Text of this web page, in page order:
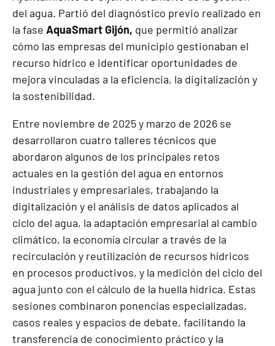
del agua. Partió del diagnóstico previo realizado en
la fase AquaSmart Gijón, que permitió analizar
cómo las empresas del municipio gestionaban el
recurso hídrico e identificar oportunidades de
mejora vinculadas a la eficiencia, la digitalización y
la sostenibilidad.
Entre noviembre de 2025 y marzo de 2026 se
desarrollaron cuatro talleres técnicos que
abordaron algunos de los principales retos
actuales en la gestión del agua en entornos
industriales y empresariales, trabajando la
digitalización y el análisis de datos aplicados al
ciclo del agua, la adaptación empresarial al cambio
climático, la economía circular a través de la
recirculación y reutilización de recursos hídricos
en procesos productivos, y la medición del ciclo del
agua junto con el cálculo de la huella hídrica. Estas
sesiones combinaron ponencias especializadas,
casos reales y espacios de debate, facilitando la
transferencia de conocimiento práctico y la